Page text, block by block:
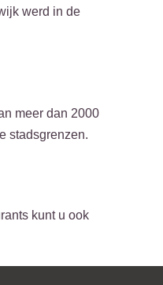
werd in de
meer dan 2000
stadsgrenzen.
kunt u ook